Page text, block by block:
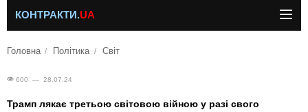
КОНТРАКТИ.UA
Головна Політика Світ
600 — 28.07.24
Трамп лякає третьою світовою війною у разі свого